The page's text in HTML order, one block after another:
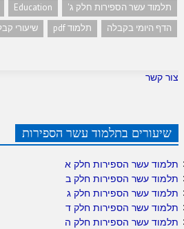
תלמוד עשר הספירות חלק ג'
Education
הדף היומי בקבלה
תלמוד pdf שיעורי
צור קשר
שיעורים בתלמוד עשר הספירות
תלמוד עשר הספירות חלק א
תלמוד עשר הספירות חלק ב
תלמוד עשר הספירות חלק ג
תלמוד עשר הספירות חלק ד
תלמוד עשר הספירות חלק ה